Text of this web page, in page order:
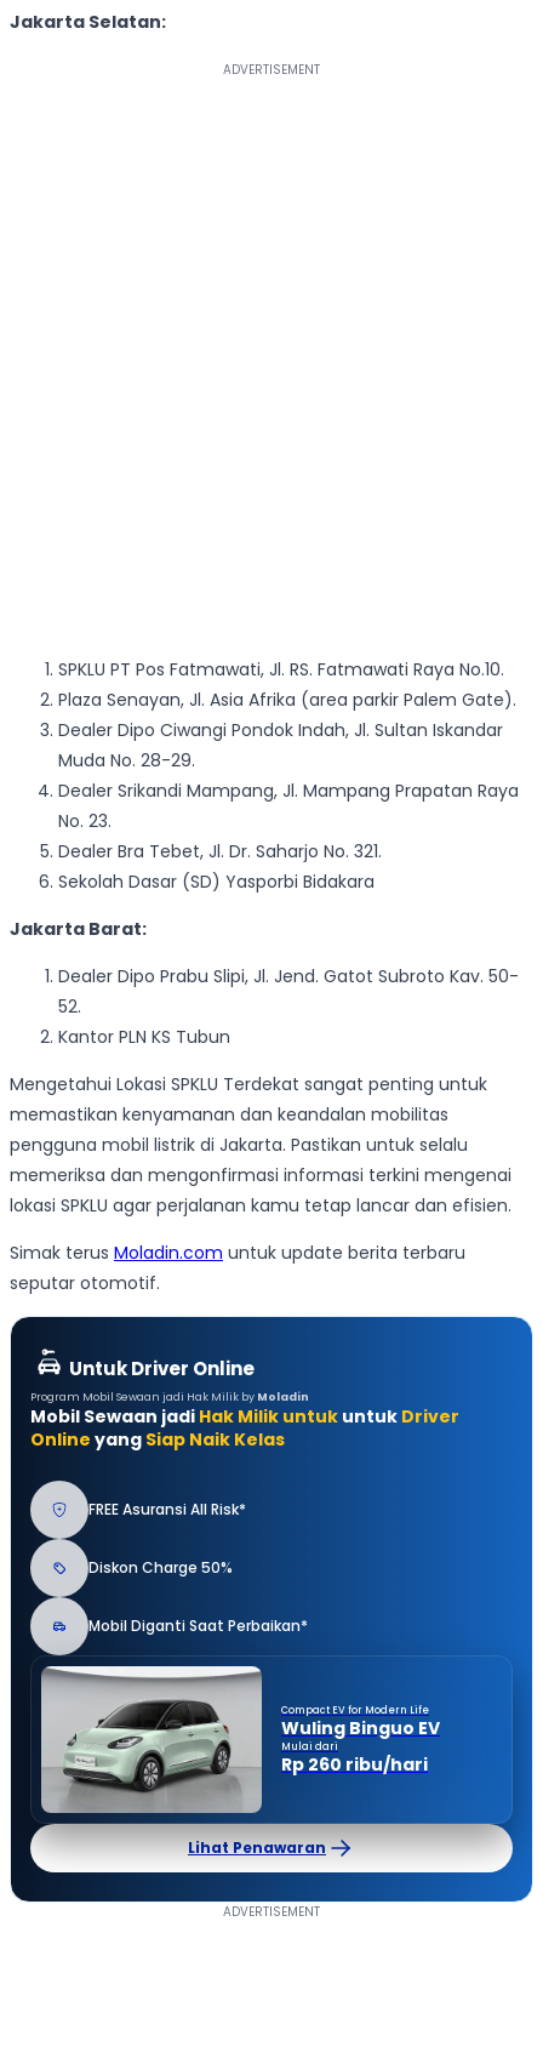
Jakarta Selatan:
SPKLU PT Pos Fatmawati, Jl. RS. Fatmawati Raya No.10.
Plaza Senayan, Jl. Asia Afrika (area parkir Palem Gate).
Dealer Dipo Ciwangi Pondok Indah, Jl. Sultan Iskandar
Muda No. 28-29.
Dealer Srikandi Mampang, Jl. Mampang Prapatan Raya
No. 23.
Dealer Bra Tebet, Jl. Dr. Saharjo No. 321.
Sekolah Dasar (SD) Yasporbi Bidakara
Jakarta Barat:
Dealer Dipo Prabu Slipi, Jl. Jend. Gatot Subroto Kav. 50-
52.
Kantor PLN KS Tubun
Mengetahui Lokasi SPKLU Terdekat sangat penting untuk
memastikan kenyamanan dan keandalan mobilitas
pengguna mobil listrik di Jakarta. Pastikan untuk selalu
memeriksa dan mengonfirmasi informasi terkini mengenai
lokasi SPKLU agar perjalanan kamu tetap lancar dan efisien.
Simak terus Moladin.com untuk update berita terbaru
seputar otomotif.
Untuk Driver Online
Program Mobil Sewaan jadi Hak Milik by Moladin
Mobil Sewaan jadi Hak Milik untuk untuk Driver
Online yang Siap Naik Kelas
FREE Asuransi All Risk*
Diskon Charge 50%
Mobil Diganti Saat Perbaikan*
Compact EV for Modern Life
Wuling Binguo EV
Mulai dari
Rp 260 ribu/hari
Lihat Penawaran